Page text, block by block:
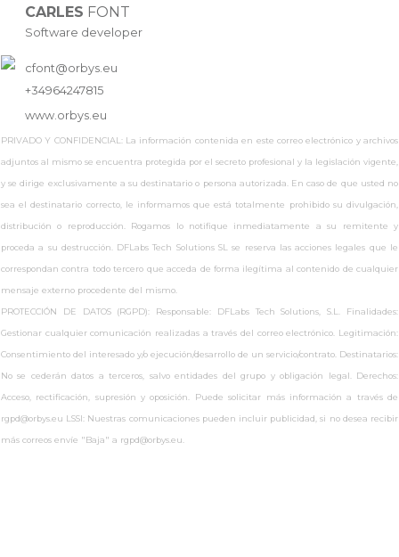
CARLES FONT
Software developer
cfont@orbys.eu
+34964247815
www.orbys.eu
PRIVADO Y CONFIDENCIAL: La información contenida en este correo electrónico y archivos
adjuntos al mismo se encuentra protegida por el secreto profesional y la legislación vigente,
y se dirige exclusivamente a su destinatario o persona autorizada. En caso de que usted no
sea el destinatario correcto, le informamos que está totalmente prohibido su divulgación,
distribución o reproducción. Rogamos lo notifique inmediatamente a su remitente y
proceda a su destrucción. DFLabs Tech Solutions SL se reserva las acciones legales que le
correspondan contra todo tercero que acceda de forma ilegítima al contenido de cualquier
mensaje externo procedente del mismo.
PROTECCIÓN DE DATOS (RGPD): Responsable: DFLabs Tech Solutions, S.L. Finalidades:
Gestionar cualquier comunicación realizadas a través del correo electrónico. Legitimación:
Consentimiento del interesado y/o ejecución/desarrollo de un servicio/contrato. Destinatarios:
No se cederán datos a terceros, salvo entidades del grupo y obligación legal. Derechos:
Acceso, rectificación, supresión y oposición. Puede solicitar más información a través de
rgpd@orbys.eu LSSI: Nuestras comunicaciones pueden incluir publicidad, si no desea recibir
más correos envíe "Baja" a rgpd@orbys.eu.